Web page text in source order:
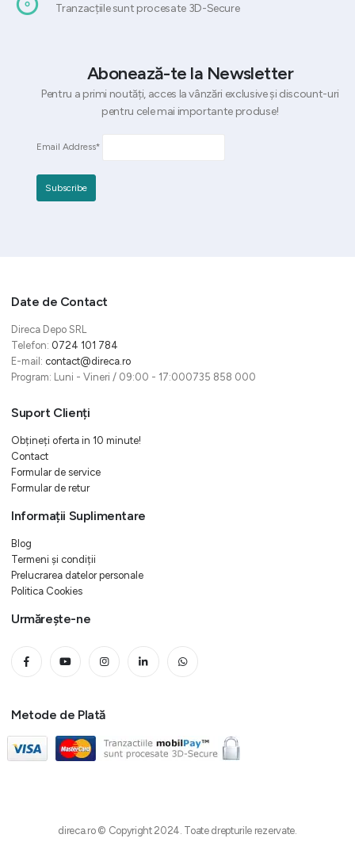
Tranzacțiile sunt procesate 3D-Secure
Abonează-te la Newsletter
Pentru a primi noutăți, acces la vânzări exclusive și discount-uri
pentru cele mai importante produse!
Email Address*
Date de Contact
Direca Depo SRL
Telefon: 0724 101 784
E-mail: contact@direca.ro
Program: Luni - Vineri / 09:00 - 17:000735 858 000
Suport Clienți
Obțineți oferta in 10 minute!
Contact
Formular de service
Formular de retur
Informații Suplimentare
Blog
Termeni și condiții
Prelucrarea datelor personale
Politica Cookies
Urmărește-ne
Metode de Plată
direca.ro © Copyright 2024. Toate drepturile rezervate.